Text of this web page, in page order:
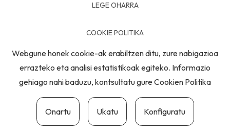
LEGE OHARRA
COOKIE POLITIKA
Webgune honek cookie-ak erabiltzen ditu, zure nabigazioa
errazteko eta analisi estatistikoak egiteko. Informazio
gehiago nahi baduzu, kontsultatu gureCookien Politika
Onartu Ukatu Konfiguratu